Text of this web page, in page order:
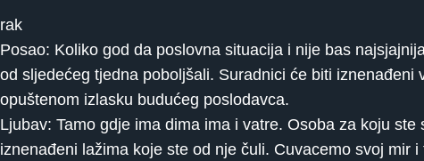
rak
Posao: Koliko god da poslovna situacija i nije bas
od sljedećeg tjedna poboljšali. Suradnici će biti
opuštenom izlasku budućeg poslodavca.
Ljubav: Tamo gdje ima dima ima i vatre. Osoba za koju
iznenađeni lažima koje ste od nje čuli. Cuvacemo svoj mir